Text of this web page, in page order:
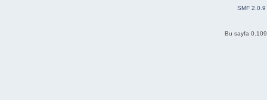
SMF 2.0.9
Bu sayfa